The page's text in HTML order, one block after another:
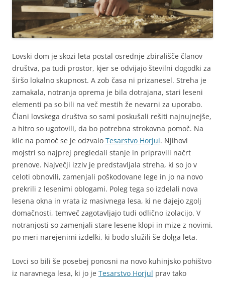
Lovski dom je skozi leta postal osrednje zbirališče članov
društva, pa tudi prostor, kjer se odvijajo številni dogodki za
širšo lokalno skupnost. A zob časa ni prizanesel. Streha je
zamakala, notranja oprema je bila dotrajana, stari leseni
elementi pa so bili na več mestih že nevarni za uporabo.
Člani lovskega društva so sami poskušali rešiti najnujnejše,
a hitro so ugotovili, da bo potrebna strokovna pomoč. Na
klic na pomoč se je odzvalo Tesarstvo Horjul. Njihovi
mojstri so najprej pregledali stanje in pripravili načrt
prenove. Največji izziv je predstavljala streha, ki so jo v
celoti obnovili, zamenjali poškodovane lege in jo na novo
prekrili z lesenimi oblogami. Poleg tega so izdelali nova
lesena okna in vrata iz masivnega lesa, ki ne dajejo zgolj
domačnosti, temveč zagotavljajo tudi odlično izolacijo. V
notranjosti so zamenjali stare lesene klopi in mize z novimi,
po meri narejenimi izdelki, ki bodo služili še dolga leta.
Lovci so bili še posebej ponosni na novo kuhinjsko pohištvo
iz naravnega lesa, ki jo je Tesarstvo Horjul prav tako